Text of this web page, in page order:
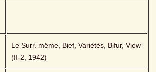
Le Surr. même, Bief, Variétés, Bifur, View
(II-2, 1942)